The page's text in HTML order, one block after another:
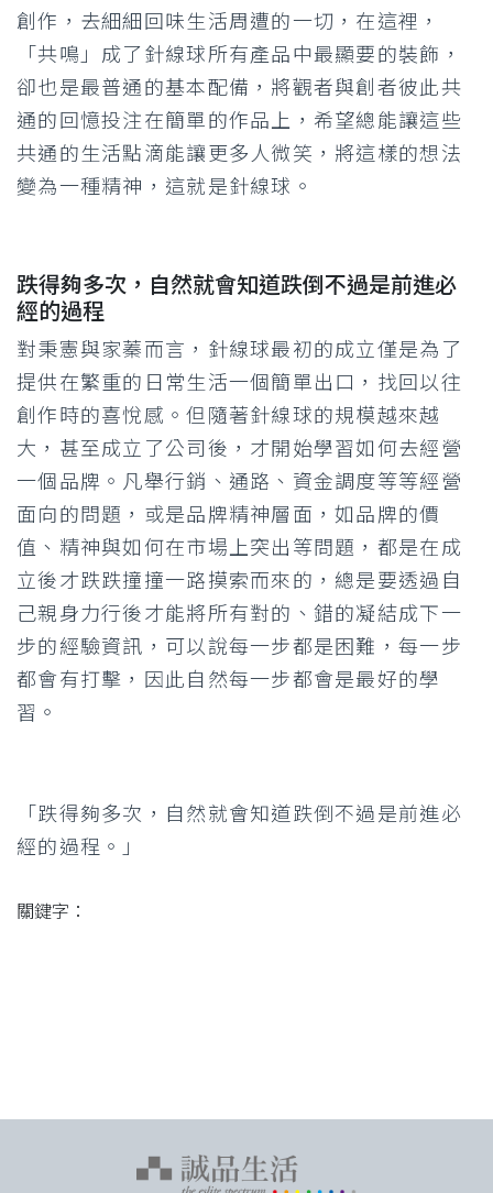
創作，去細細回味生活周遭的一切，在這裡，
「共鳴」成了針線球所有產品中最顯要的裝飾，
卻也是最普通的基本配備，將觀者與創者彼此共
通的回憶投注在簡單的作品上，希望總能讓這些
共通的生活點滴能讓更多人微笑，將這樣的想法
變為一種精神，這就是針線球。
跌得夠多次，自然就會知道跌倒不過是前進必
經的過程
對秉憲與家蓁而言，針線球最初的成立僅是為了
提供在繁重的日常生活一個簡單出口，找回以往
創作時的喜悅感。但隨著針線球的規模越來越
大，甚至成立了公司後，才開始學習如何去經營
一個品牌。凡舉行銷、通路、資金調度等等經營
面向的問題，或是品牌精神層面，如品牌的價
值、精神與如何在市場上突出等問題，都是在成
立後才跌跌撞撞一路摸索而來的，總是要透過自
己親身力行後才能將所有對的、錯的凝結成下一
步的經驗資訊，可以說每一步都是困難，每一步
都會有打擊，因此自然每一步都會是最好的學
習。
「跌得夠多次，自然就會知道跌倒不過是前進必
經的過程。」
關鍵字：